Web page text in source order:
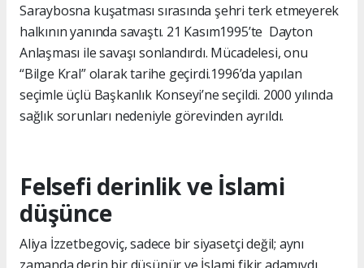
Saraybosna kuşatması sırasında şehri terk etmeyerek
halkının yanında savaştı. 21 Kasım1995’te Dayton
Anlaşması ile savaşı sonlandırdı. Mücadelesi, onu
“Bilge Kral” olarak tarihe geçirdi.1996’da yapılan
seçimle üçlü Başkanlık Konseyi’ne seçildi. 2000 yılında
sağlık sorunları nedeniyle görevinden ayrıldı.
Felsefi derinlik ve İslami
düşünce
Aliya İzzetbegoviç, sadece bir siyasetçi değil; aynı